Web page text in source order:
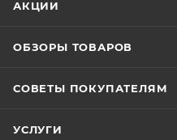
АКЦИИ
ОБЗОРЫ ТОВАРОВ
СОВЕТЫ ПОКУПАТЕЛЯМ
УСЛУГИ